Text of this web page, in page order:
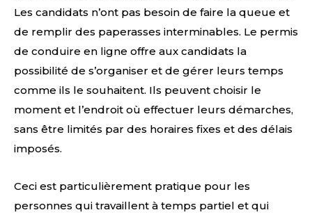
Les candidats n’ont pas besoin de faire la queue et
de remplir des paperasses interminables. Le permis
de conduire en ligne offre aux candidats la
possibilité de s’organiser et de gérer leurs temps
comme ils le souhaitent. Ils peuvent choisir le
moment et l’endroit où effectuer leurs démarches,
sans être limités par des horaires fixes et des délais
imposés.
Ceci est particulièrement pratique pour les
personnes qui travaillent à temps partiel et qui